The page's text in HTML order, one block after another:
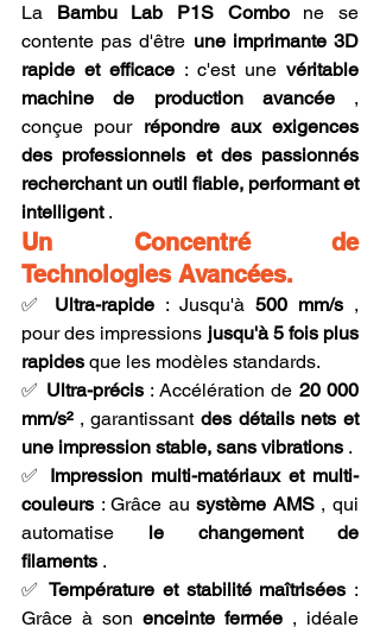
La Bambu Lab P1S Combo ne se
contente pas d'être une imprimante 3D
rapide et efficace : c'est une véritable
machine de production avancée ,
conçue pour répondre aux exigences
des professionnels et des passionnés
recherchant un outil fiable, performant et
intelligent .
Un Concentré de
Technologies Avancées.
✅ Ultra-rapide : Jusqu'à 500 mm/s ,
pour des impressions jusqu'à 5 fois plus
rapides que les modèles standards.
✅ Ultra-précis : Accélération de 20 000
mm/s² , garantissant des détails nets et
une impression stable, sans vibrations .
✅ Impression multi-matériaux et multi-
couleurs : Grâce au système AMS , qui
automatise le changement de
filaments .
✅ Température et stabilité maîtrisées :
Grâce à son enceinte fermée , idéale